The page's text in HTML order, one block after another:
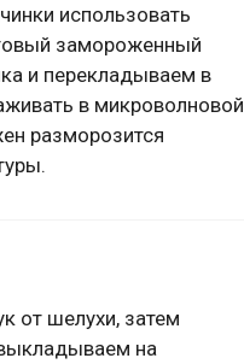
использовать
замороженный
и перекладываем в
в микроволновой
разморозится
от шелухи, затем
на